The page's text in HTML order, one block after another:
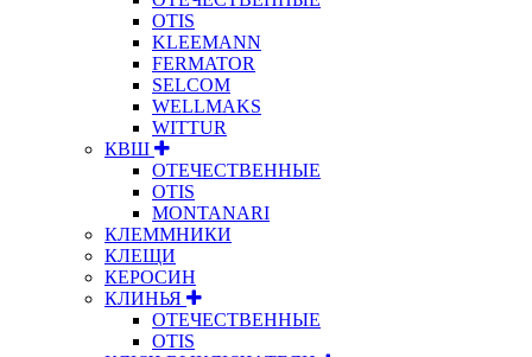
OTIS
KLEEMANN
FERMATOR
SELCOM
WELLMAKS
WITTUR
КВШ
ОТЕЧЕСТВЕННЫЕ
OTIS
MONTANARI
КЛЕММНИКИ
КЛЕЩИ
КЕРОСИН
КЛИНЬЯ
ОТЕЧЕСТВЕННЫЕ
OTIS